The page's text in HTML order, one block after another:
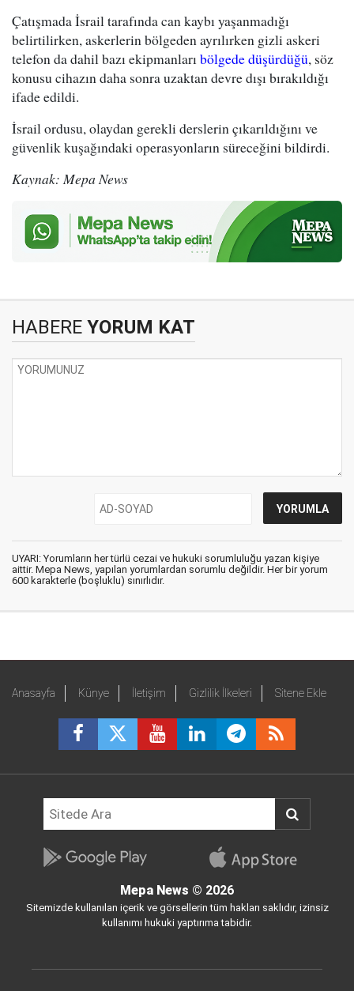
Çatışmada İsrail tarafında can kaybı yaşanmadığı
belirtilirken, askerlerin bölgeden ayrılırken gizli askeri
telefon da dahil bazı ekipmanlarıbölgede düşürdüğü, söz
konusu cihazın daha sonra uzaktan devre dışı bırakıldığı
ifade edildi.
İsrail ordusu, olaydan gerekli derslerin çıkarıldığını ve
güvenlik kuşağındaki operasyonların süreceğini bildirdi.
Kaynak: Mepa News
HABERE YORUM KAT
UYARI: Yorumların her türlü cezai ve hukuki sorumluluğu yazan kişiye
aittir. Mepa News, yapılan yorumlardan sorumlu değildir. Her bir yorum
600 karakterle (boşluklu) sınırlıdır.
Anasayfa Künye İletişim Gizlilik İlkeleri Sitene Ekle
Mepa News © 2026
Sitemizde kullanılan içerik ve görsellerin tüm hakları saklıdır, izinsiz
kullanımı hukuki yaptırıma tabidir.